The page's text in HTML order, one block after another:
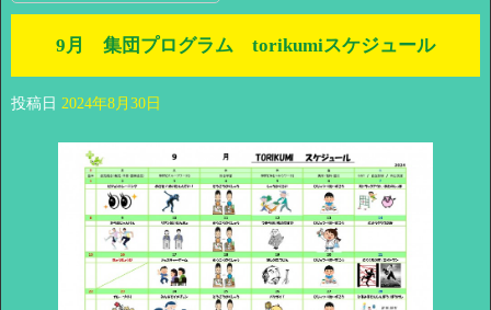
9月 集団プログラム torikumiスケジュール
投稿日 2024年8月30日